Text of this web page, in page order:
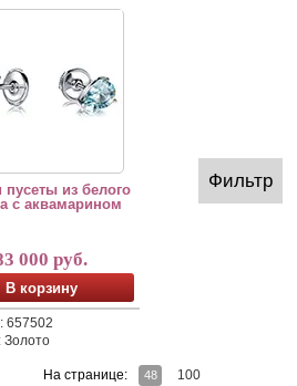
пусет или серьги-гвозди особую
пусеты из белого
с аквамарином
000 руб.
В корзину
657502
Золото
На странице: 48 100
Фильтр